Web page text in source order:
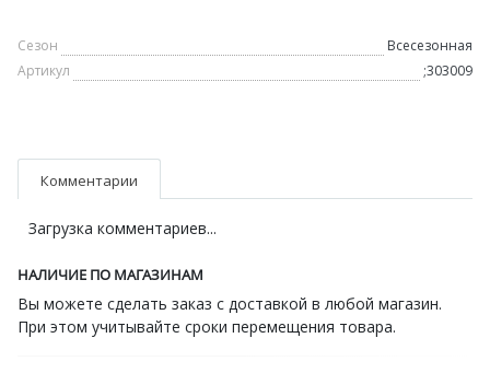
Сезон
Всесезонная
Артикул
;303009
Комментарии
Загрузка комментариев...
НАЛИЧИЕ ПО МАГАЗИНАМ
Вы можете сделать заказ с доставкой в любой магазин.
При этом учитывайте сроки перемещения товара.